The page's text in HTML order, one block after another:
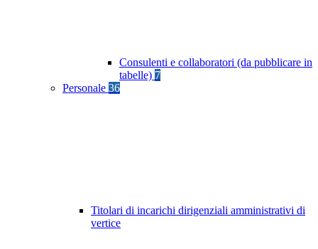
Consulenti e collaboratori (da pubblicare in
tabelle) 7
Personale 36
Titolari di incarichi dirigenziali amministrativi di
vertice